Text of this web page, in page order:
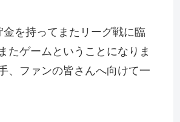
を持ってまたリーグ戦に臨
たゲームということになりま
、ファンの皆さんへ向けて一